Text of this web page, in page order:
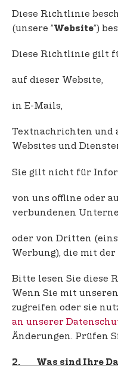
Diese Richtlinie
(unsere ”Website”)
Diese Richtlinie gilt
auf dieser Website,
in E-Mails,
Textnachrichten und
Websites und
Sie gilt nicht für
von uns offline oder
verbundenen
oder von Dritten
Werbung), die mit
Bitte lesen Sie diese
Wenn Sie mit
zugreifen oder sie
an unserer
Änderungen. Prüfen
2. Was sind Ihre